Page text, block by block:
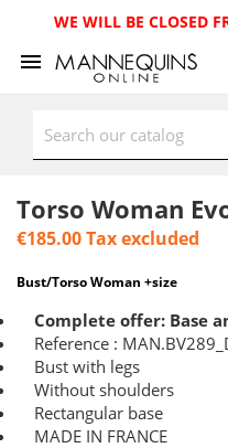
WE WILL BE CLOSED
Torso Woman
€185.00Tax excluded
Bust/Torso Woman +size
Complete offer: Base
Reference :
Bust with legs
Without shoulders
Rectangular base
MADE IN FRANCE